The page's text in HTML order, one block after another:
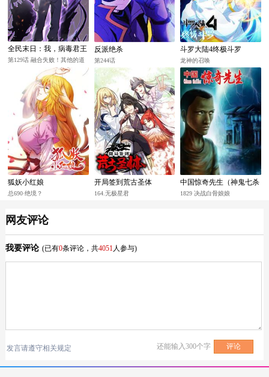
全民末日：我，病毒君王
第129话 融合失败！其他的道
反派绝杀
第244话
斗罗大陆4终极斗罗
龙神的召唤
狐妖小红娘
总690·绝境？
开局签到荒古圣体
164.无极星君
中国惊奇先生（神鬼七杀
令）
1829 决战白骨娘娘
网友评论
我要评论 (已有0条评论，共4051人参与)
发言请遵守相关规定 还能输入300个字